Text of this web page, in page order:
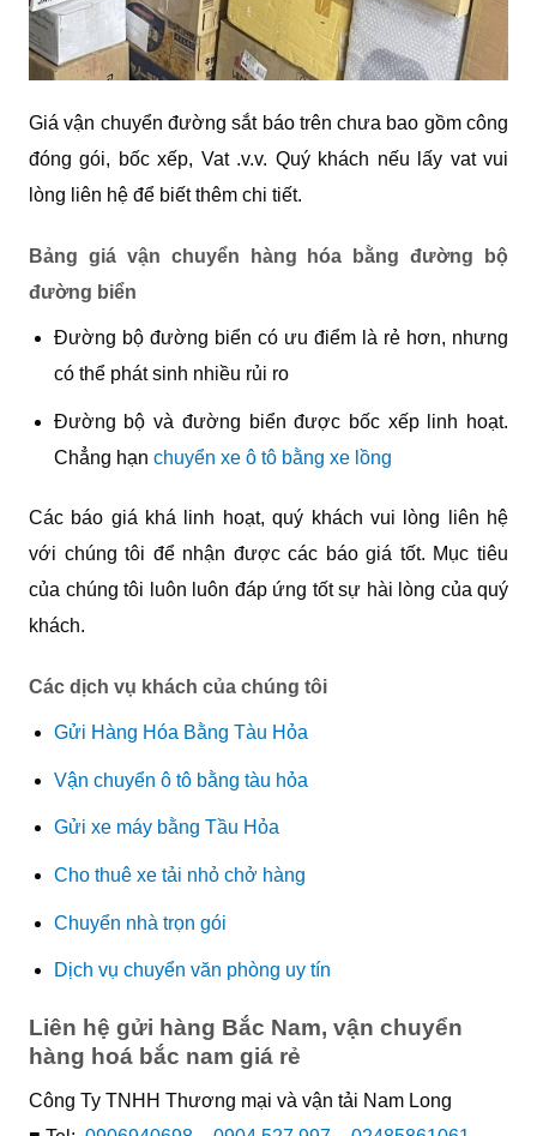
Giá vận chuyển đường sắt báo trên chưa bao gồm công
đóng gói, bốc xếp, Vat .v.v. Quý khách nếu lấy vat vui
lòng liên hệ để biết thêm chi tiết.
Bảng giá vận chuyển hàng hóa bằng đường bộ
đường biển
Đường bộ đường biển có ưu điểm là rẻ hơn, nhưng
có thể phát sinh nhiều rủi ro
Đường bộ và đường biển được bốc xếp linh hoạt.
Chẳng hạn chuyển xe ô tô bằng xe lồng
Các báo giá khá linh hoạt, quý khách vui lòng liên hệ
với chúng tôi để nhận được các báo giá tốt. Mục tiêu
của chúng tôi luôn luôn đáp ứng tốt sự hài lòng của quý
khách.
Các dịch vụ khách của chúng tôi
Gửi Hàng Hóa Bằng Tàu Hỏa
Vận chuyển ô tô bằng tàu hỏa
Gửi xe máy bằng Tầu Hỏa
Cho thuê xe tải nhỏ chở hàng
Chuyển nhà trọn gói
Dịch vụ chuyển văn phòng uy tín
Liên hệ gửi hàng Bắc Nam, vận chuyển
hàng hoá bắc nam giá rẻ
Công Ty TNHH Thương mại và vận tải Nam Long